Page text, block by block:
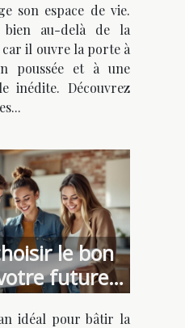
son espace de vie.
bien au-delà de la
il ouvre la porte à
poussée et à une
inédite. Découvrez
le bon
future
rêve ?
idéal pour bâtir la